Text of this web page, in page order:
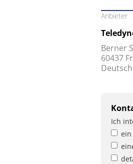
Anbieter
Berner
60437
Ich
ein